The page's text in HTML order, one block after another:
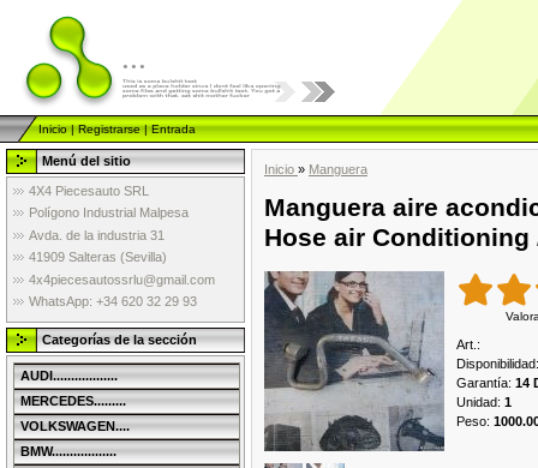
...
Inicio|Registrarse|Entrada
Menú del sitio
4X4 Piecesauto SRL
Polígono Industrial Malpesa
Avda. de la industria 31
41909 Salteras (Sevilla)
4x4piecesautossrlu@gmail.com
WhatsApp: +34 620 32 29 93
Categorías de la sección
AUDI..................
MERCEDES.........
VOLKSWAGEN....
BMW..................
Inicio » Manguera
Manguera aire
Hose air Conditioning
Art. :
Disponibilidad:
Garantía: 14
Unidad: 1
Peso: